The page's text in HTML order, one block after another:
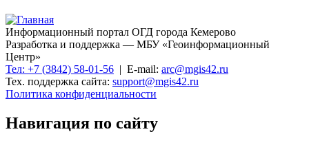
Информационный портал ОГД города Кемерово
Разработка и поддержка — МБУ «Геоинформационный
Центр»
Тел: +7 (3842) 58-01-56 | E-mail: arc@mgis42.ru
Тех. поддержка сайта: support@mgis42.ru
Политика конфиденциальности
Навигация по сайту